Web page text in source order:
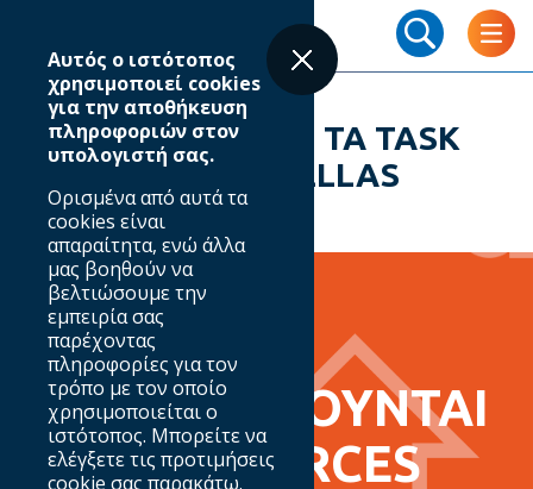
main
content
ΕΝΕΡΓΟΠΟΙΟΥΝΤΑI ΤΑ TASK
FORCES TOY IAB HELLAS
27.11.2020
ΕΝΕΡΓΟΠΟΙΟΥΝΤΑI
ΤΑ TASK FORCES
Αυτός ο ιστότοπος
χρησιμοποιεί cookies
για την αποθήκευση
πληροφοριών στον
υπολογιστή σας.
Ορισμένα από αυτά τα
cookies είναι
απαραίτητα, ενώ άλλα
μας βοηθούν να
βελτιώσουμε την
εμπειρία σας
παρέχοντας
πληροφορίες για τον
τρόπο με τον οποίο
χρησιμοποιείται ο
ιστότοπος. Μπορείτε να
ελέγξετε τις προτιμήσεις
cookie σας παρακάτω.